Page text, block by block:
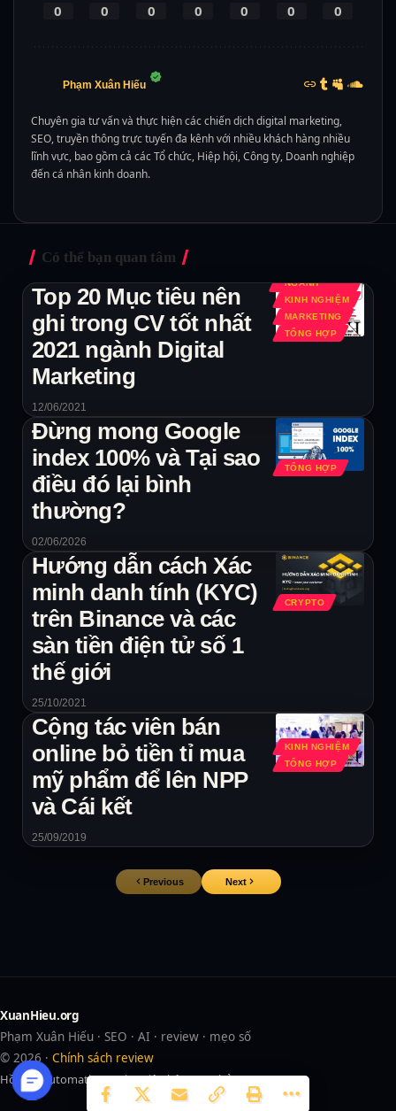
0 0 0 0 0 0 0
Phạm Xuân Hiếu
Chuyên gia tư vấn và thực hiện các chiến dịch digital marketing,
SEO, truyền thông trực tuyến đa kênh với nhiều khách hàng nhiều
lĩnh vực, bao gồm cả các Tổ chức, Hiệp hội, Công ty, Doanh nghiệp
đến cá nhân kinh doanh.
Có thể bạn quan tâm
NGÀNH
KINH NGHIỆM
MARKETING
TỔNG HỢP
Top 20 Mục tiêu nên
ghi trong CV tốt nhất
2021 ngành Digital
Marketing
12/06/2021
TỔNG HỢP
Đừng mong Google
index 100% và Tại sao
điều đó lại bình
thường?
02/06/2026
CRYPTO
Hướng dẫn cách Xác
minh danh tính (KYC)
trên Binance và các
sàn tiền điện tử số 1
thế giới
25/10/2021
KINH NGHIỆM
TỔNG HỢP
Cộng tác viên bán
online bỏ tiền tỉ mua
mỹ phẩm để lên NPP
và Cái kết
25/09/2019
Previous Next
XuanHieu.org
Phạm Xuân Hiếu · SEO · AI · review · mẹo số
© 2026 · Chính sách review
Hồ sơAIAutomationReviewLiên hệTrang chủ